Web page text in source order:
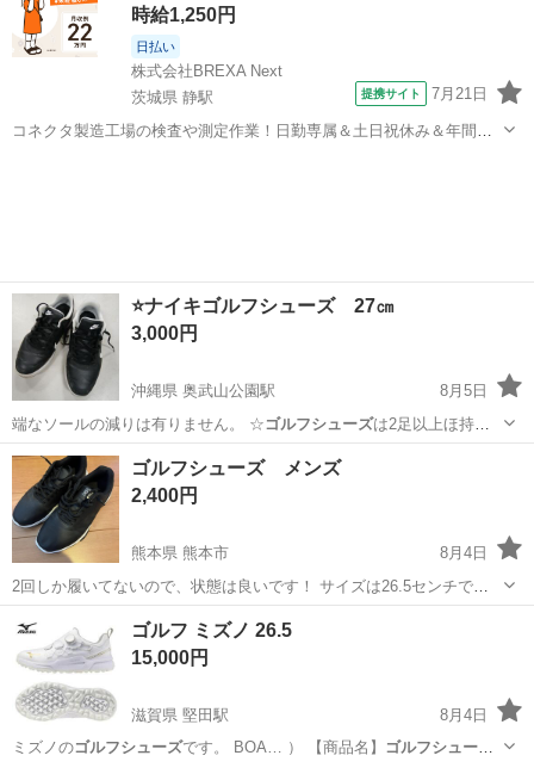
時給1,250円
日払い
株式会社BREXA Next
茨城県 静駅
提携サイト 7月21日
コネクタ製造工場の検査や測定作業！日勤専属＆土日祝休み＆年間休
⭐ナイキゴルフシューズ 27㎝
3,000円
沖縄県 奥武山公園駅
8月5日
端なソールの減りは有りません。 ☆ ゴルフシューズは2足以上ほ持っ
てた方が良いと思い…
沖縄 那覇市
ゴルフシューズ メンズ
2,400円
熊本県 熊本市
8月4日
2回しか履いてないので、状態は良いです！ サイズは26.5センチで
す。
ゴルフシューズ
ゴルフ ミズノ 26.5
15,000円
滋賀県 堅田駅
8月4日
ミズノのゴルフシューズです。 BOA… ） 【商品名】 ゴルフシューズ